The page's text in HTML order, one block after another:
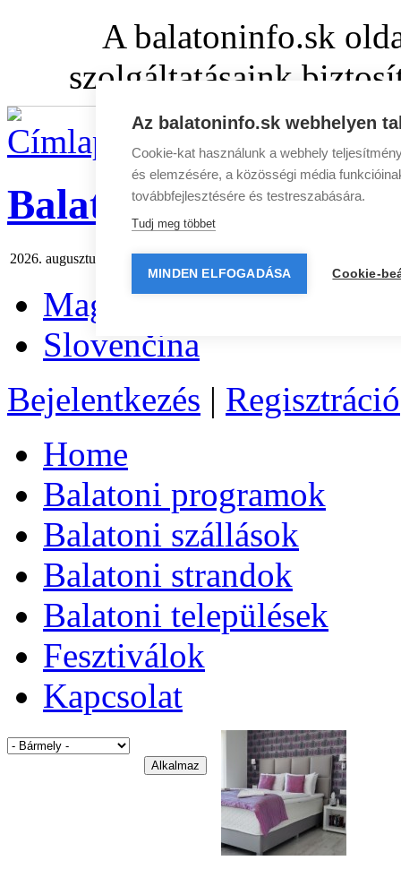
A balatoninfo.sk
szolgáltatásaink
BalatonInfo.sk
2026. augusztus 10 hétfő Ma:LörincHolnap:Zsuzsanna
Magyar
Slovenčina
Bejelentkezés | Regisztráció
Home
Balatoni programok
Balatoni szállások
Balatoni strandok
Balatoni települések
Fesztiválok
Kapcsolat
Az balatoninfo.sk webhelyen
Cookie-kat használunk a webhely
és elemzésére, a közösségi média
továbbfejlesztésére és testreszabására.
Tudj meg többet
MINDEN ELFOGADÁSA Cookie-